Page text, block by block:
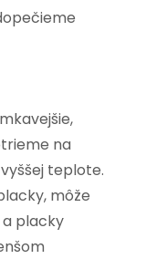
na
teplote.
môže
placky